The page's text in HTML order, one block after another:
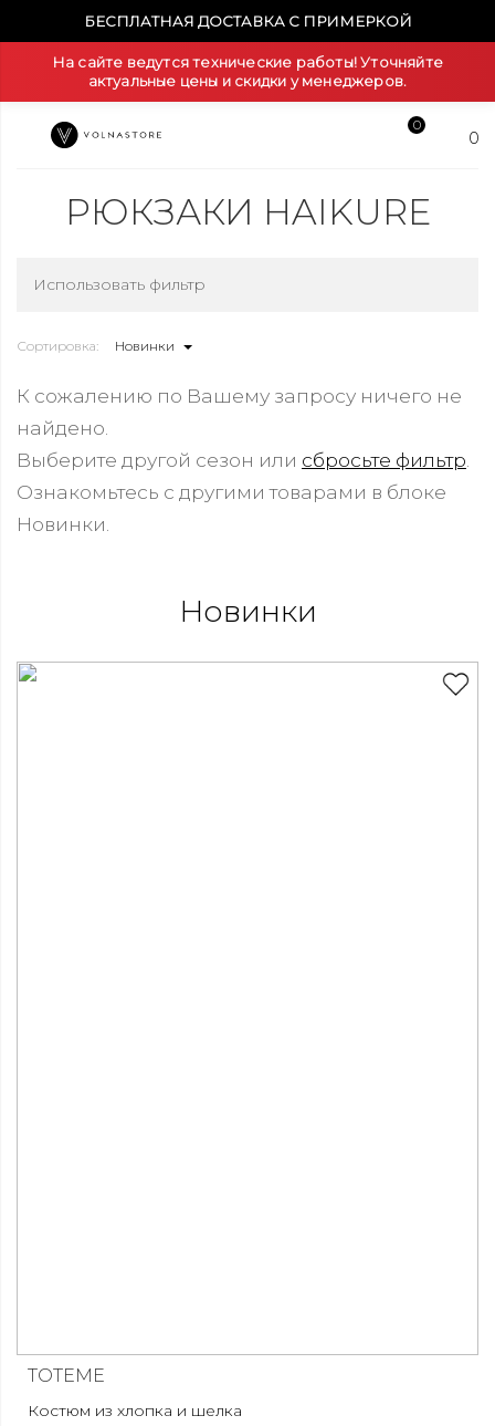
БЕСПЛАТНАЯ ДОСТАВКА С ПРИМЕРКОЙ
На сайте ведутся технические работы! Уточняйте
актуальные цены и скидки у менеджеров.
0
0
РЮКЗАКИ HAIKURE
Использовать фильтр
Сортировка: Новинки
К сожалению по Вашему запросу ничего не
найдено.
Выберите другой сезон или сбросьте фильтр
Ознакомьтесь с другими товарами в блоке
Новинки.
Новинки
TOTEME
Костюм из хлопка и шелка